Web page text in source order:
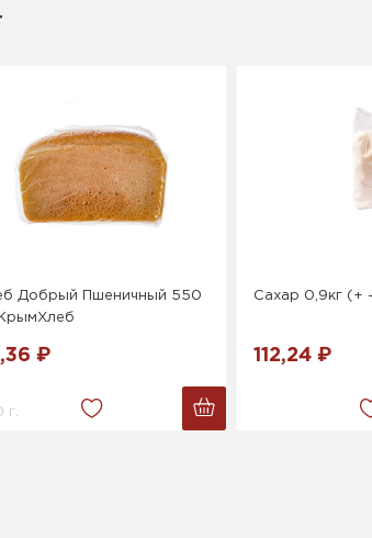
Добрый Пшеничный 550
₽
г.
Сахар 0,9кг (+
112,24 ₽